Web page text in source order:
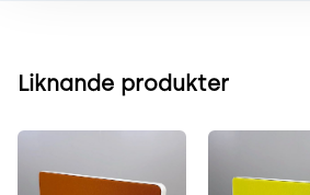
Liknande produkter